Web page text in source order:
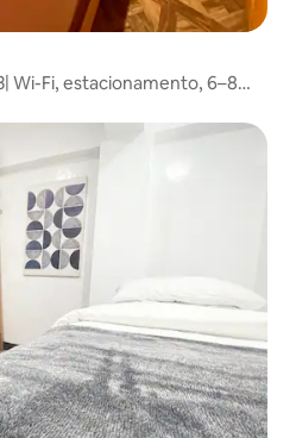
Wi-Fi, estacionamento, 6–8